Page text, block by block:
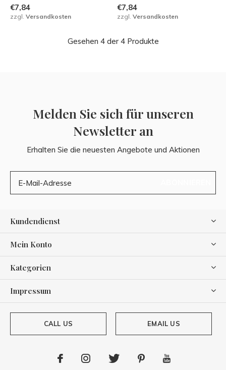
€7,84
zzgl. Versandkosten
€7,84
zzgl. Versandkosten
Gesehen 4 der 4 Produkte
Melden Sie sich für unseren
Newsletter an
Erhalten Sie die neuesten Angebote und Aktionen
Kundendienst
Mein Konto
Kategorien
Impressum
CALL US EMAIL US